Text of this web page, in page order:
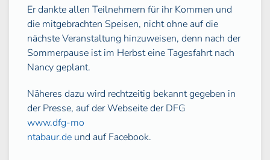
Er dankte allen Teilnehmern für ihr Kommen und
die mitgebrachten Speisen, nicht ohne auf die
nächste Veranstaltung hinzuweisen, denn nach der
Sommerpause ist im Herbst eine Tagesfahrt nach
Nancy geplant.
Näheres dazu wird rechtzeitig bekannt gegeben in
der Presse, auf der Webseite der DFG
www.dfg-mo
ntabaur.de und auf Facebook.